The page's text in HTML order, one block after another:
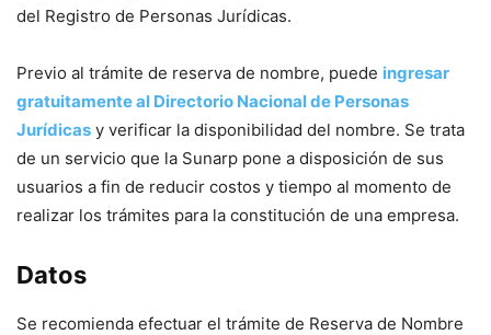
del Registro de Personas Jurídicas.
Previo al trámite de reserva de nombre, puede ingresar
gratuitamente al Directorio Nacional de Personas
Jurídicas y verificar la disponibilidad del nombre. Se trata
de un servicio que la Sunarp pone a disposición de sus
usuarios a fin de reducir costos y tiempo al momento de
realizar los trámites para la constitución de una empresa.
Datos
Se recomienda efectuar el trámite de Reserva de Nombre